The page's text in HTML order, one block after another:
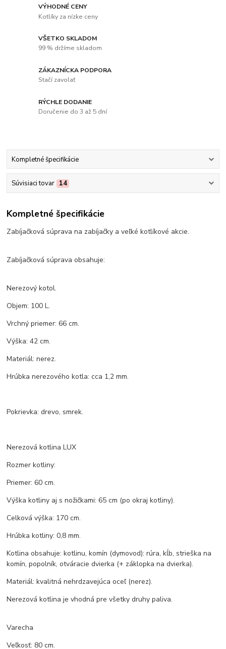
VÝHODNÉ CENY
Kotlíky za nízke ceny
VŠETKO SKLADOM
99 % držíme skladom
ZÁKAZNÍCKA PODPORA
Stačí zavolať
RÝCHLE DODANIE
Doručenie do 3 až 5 dní
Kompletné špecifikácie
Súvisiaci tovar 14
Kompletné špecifikácie
Zabíjačková súprava na zabíjačky a veľké kotlíkové akcie.
Zabíjačková súprava obsahuje:
Nerezový kotol.
Objem: 100 L.
Vrchný priemer: 66 cm.
Výška: 42 cm.
Materiál: nerez.
Hrúbka nerezového kotla: cca 1,2 mm.
Pokrievka: drevo, smrek.
Nerezová kotlina LUX
Rozmer kotliny:
Priemer: 60 cm.
Výška kotliny aj s nožičkami: 65 cm (po okraj kotliny).
Celková výška: 170 cm.
Hrúbka kotliny: 0,8 mm.
Kotlina obsahuje: kotlinu, komín (dymovod): rúra, kĺb, strieška na
komín, popolník, otváracie dvierka (+ záklopka na dvierka).
Materiál: kvalitná nehrdzavejúca oceľ (nerez).
Nerezová kotlina je vhodná pre všetky druhy paliva.
Varecha
Veľkosť: 80 cm.